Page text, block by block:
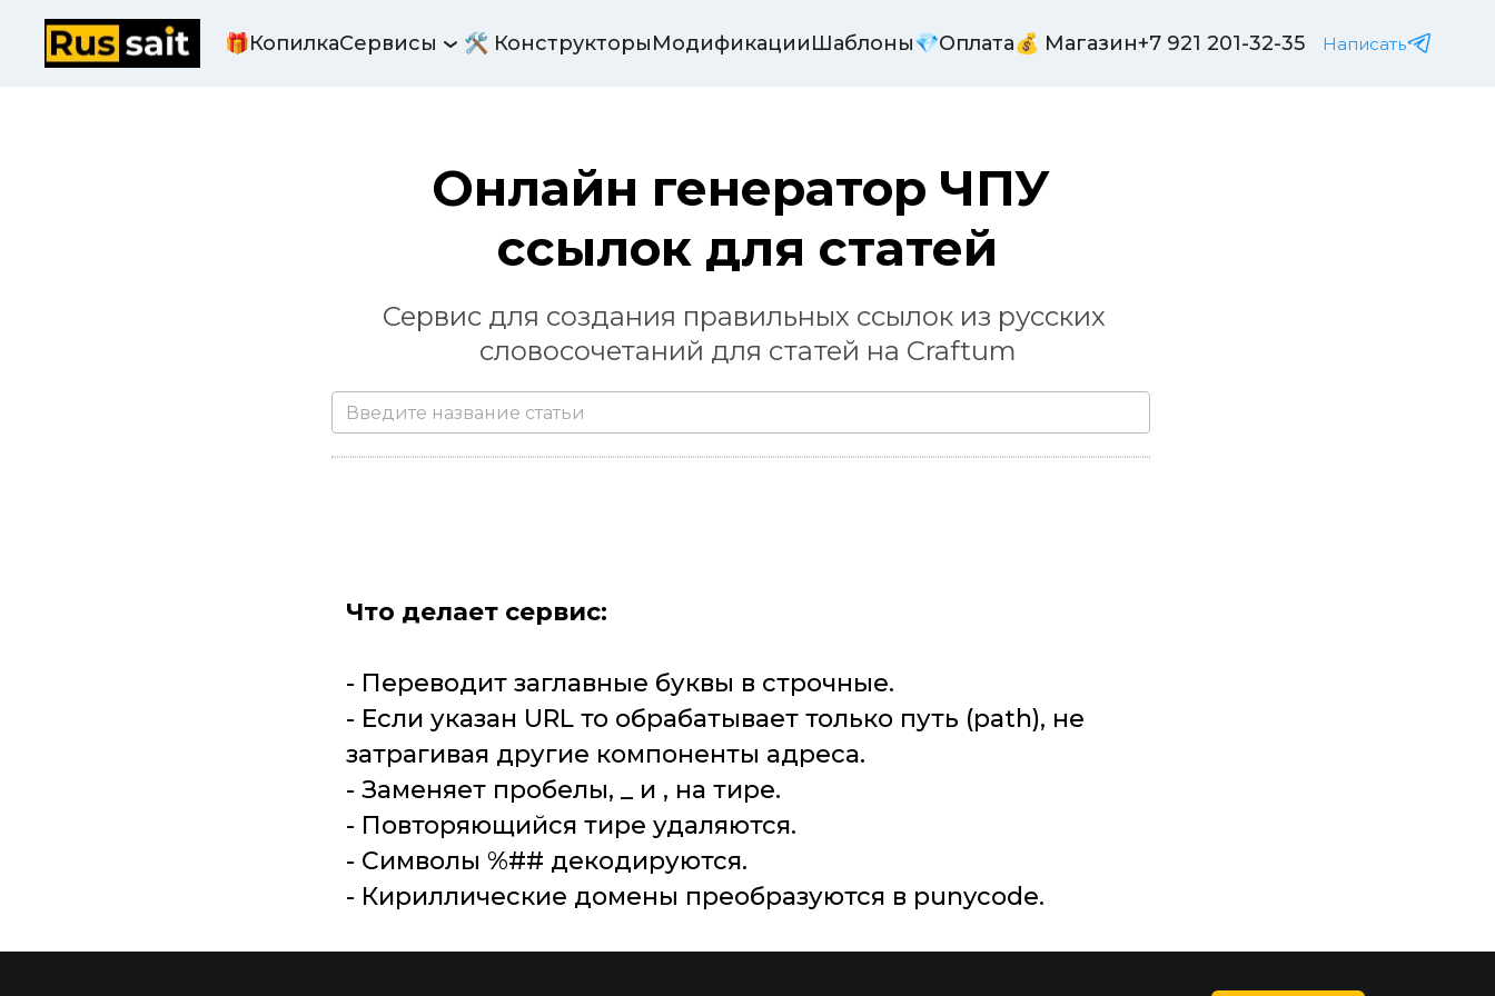
🎁КопилкаСервисы 🛠️ КонструкторыМодификацииШаблоны💎Оплата💰 Магазин+7 921 201-32-35 Написать
Онлайн генератор ЧПУ
ссылок для статей
Сервис для создания правильных ссылок из русских
словосочетаний для статей на Craftum
Что делает сервис:
- Переводит заглавные буквы в строчные.
- Если указан URL то обрабатывает только путь (path), не
затрагивая другие компоненты адреса.
- Заменяет пробелы, _ и , на тире.
- Повторяющийся тире удаляются.
- Символы %## декодируются.
- Кириллические домены преобразуются в punycode.